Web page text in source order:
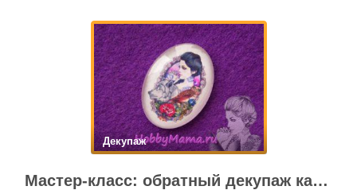
Декупаж
Мастер-класс: обратный декупаж кабошона